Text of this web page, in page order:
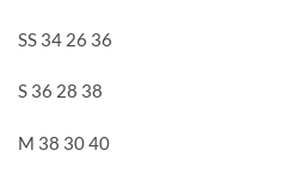
SS 34 26 36
S 36 28 38
M 38 30 40